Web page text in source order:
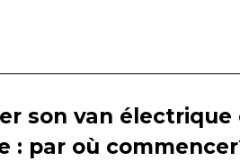
son van électrique
: par où